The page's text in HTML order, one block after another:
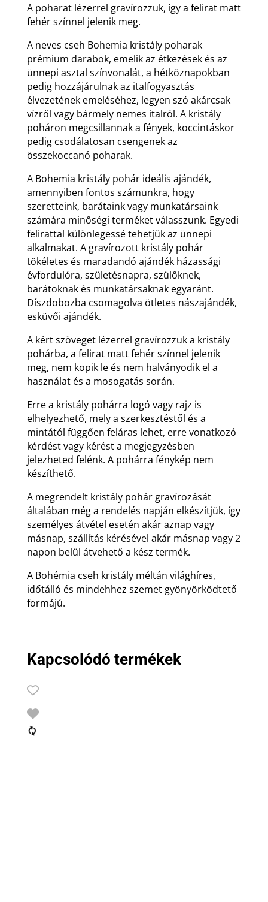
A poharat lézerrel gravírozzuk, így a felirat matt
fehér színnel jelenik meg.
A neves cseh Bohemia kristály poharak
prémium darabok, emelik az étkezések és az
ünnepi asztal színvonalát, a hétköznapokban
pedig hozzájárulnak az italfogyasztás
élvezetének emeléséhez, legyen szó akárcsak
vízről vagy bármely nemes italról. A kristály
poháron megcsillannak a fények, koccintáskor
pedig csodálatosan csengenek az
összekoccanó poharak.
A Bohemia kristály pohár ideális ajándék,
amennyiben fontos számunkra, hogy
szeretteink, barátaink vagy munkatársaink
számára minőségi terméket válasszunk. Egyedi
felirattal különlegessé tehetjük az ünnepi
alkalmakat. A gravírozott kristály pohár
tökéletes és maradandó ajándék házassági
évfordulóra, születésnapra, szülőknek,
barátoknak és munkatársaknak egyaránt.
Díszdobozba csomagolva ötletes nászajándék,
esküvői ajándék.
A kért szöveget lézerrel gravírozzuk a kristály
pohárba, a felirat matt fehér színnel jelenik
meg, nem kopik le és nem halványodik el a
használat és a mosogatás során.
Erre a kristály pohárra logó vagy rajz is
elhelyezhető, mely a szerkesztéstől és a
mintától függően feláras lehet, erre vonatkozó
kérdést vagy kérést a megjegyzésben
jelezheted felénk. A pohárra fénykép nem
készíthető.
A megrendelt kristály pohár gravírozását
általában még a rendelés napján elkészítjük, így
személyes átvétel esetén akár aznap vagy
másnap, szállítás kérésével akár másnap vagy 2
napon belül átvehető a kész termék.
A Bohémia cseh kristály méltán világhíres,
időtálló és mindehhez szemet gyönyörködtető
formájú.
Kapcsolódó termékek